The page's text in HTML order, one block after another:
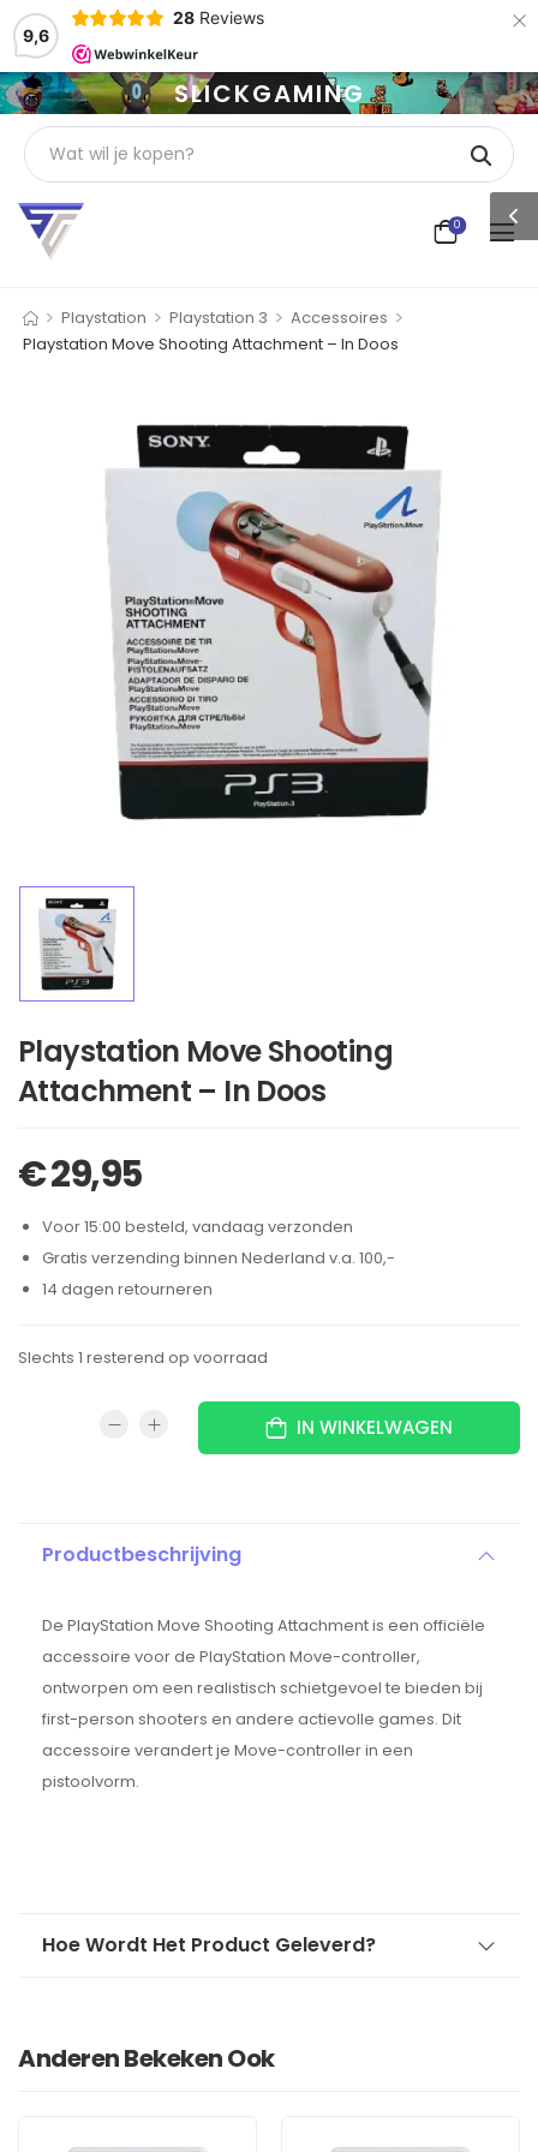
9,6
28 Reviews ×
SLICKGAMING
0
> Playstation > Playstation 3 > Accessoires >
Playstation Move Shooting Attachment – In Doos
Playstation Move Shooting
Attachment – In Doos
€29,95
Voor 15:00 besteld, vandaag verzonden
Gratis verzending binnen Nederland v.a. 100,-
14 dagen retourneren
Slechts 1 resterend op voorraad
IN WINKELWAGEN
Productbeschrijving
De PlayStation Move Shooting Attachment is een officiële
accessoire voor de PlayStation Move-controller,
ontworpen om een realistisch schietgevoel te bieden bij
first-person shooters en andere actievolle games. Dit
accessoire verandert je Move-controller in een
pistoolvorm.
Hoe Wordt Het Product Geleverd?
Anderen Bekeken Ook